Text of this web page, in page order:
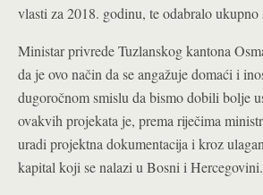
vlasti za 2018. godinu, te odabralo ukupno
Ministar privrede Tuzlanskog kantona
da je ovo način da se angažuje domaći i
dugoročnom smislu da bismo dobili bolje
ovakvih projekata je, prema riječima
uradi projektna dokumentacija i kroz
kapital koji se nalazi u Bosni i Hercegovini.